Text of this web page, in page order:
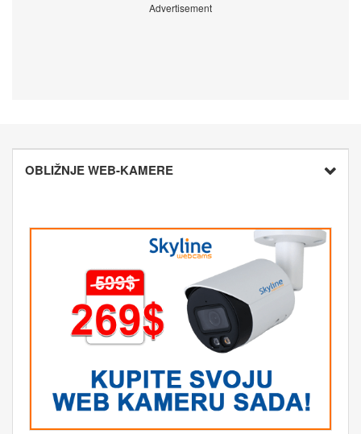
Advertisement
OBLIŽNJE WEB-KAMERE